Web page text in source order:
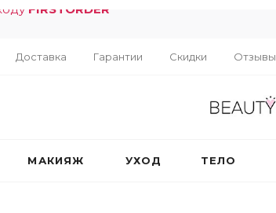
FIRSTORDER
Доставка Гарантии Скидки Отзывы
МАКИЯЖ УХОД ТЕЛО